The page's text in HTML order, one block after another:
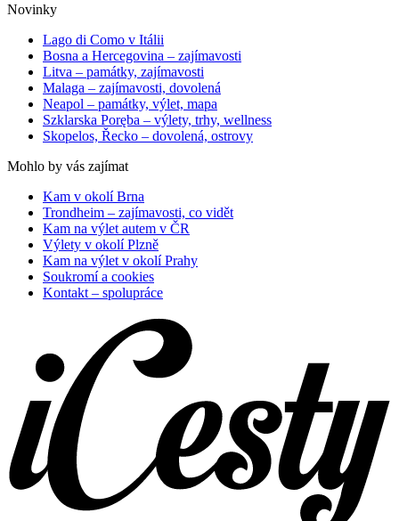
Novinky
Lago di Como v Itálii
Bosna a Hercegovina – zajímavosti
Litva – památky, zajímavosti
Malaga – zajímavosti, dovolená
Neapol – památky, výlet, mapa
Szklarska Poręba – výlety, trhy, wellness
Skopelos, Řecko – dovolená, ostrovy
Mohlo by vás zajímat
Kam v okolí Brna
Trondheim – zajímavosti, co vidět
Kam na výlet autem v ČR
Výlety v okolí Plzně
Kam na výlet v okolí Prahy
Soukromí a cookies
Kontakt – spolupráce